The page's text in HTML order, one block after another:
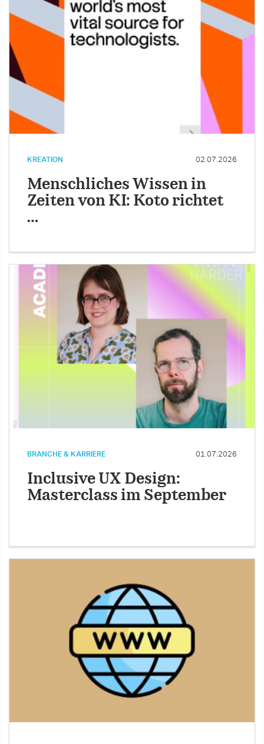
KREATION 02.07.2026
Menschliches Wissen in
Zeiten von KI: Koto richtet
…
BRANCHE & KARRIERE 01.07.2026
Inclusive UX Design:
Masterclass im September